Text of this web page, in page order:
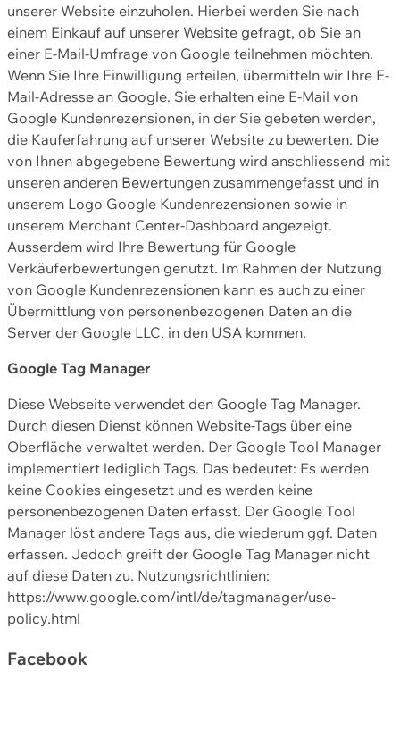
unserer Website einzuholen. Hierbei werden Sie nach
einem Einkauf auf unserer Website gefragt, ob Sie an
einer E-Mail-Umfrage von Google teilnehmen möchten.
Wenn Sie Ihre Einwilligung erteilen, übermitteln wir Ihre E-
Mail-Adresse an Google. Sie erhalten eine E-Mail von
Google Kundenrezensionen, in der Sie gebeten werden,
die Kauferfahrung auf unserer Website zu bewerten. Die
von Ihnen abgegebene Bewertung wird anschliessend mit
unseren anderen Bewertungen zusammengefasst und in
unserem Logo Google Kundenrezensionen sowie in
unserem Merchant Center-Dashboard angezeigt.
Ausserdem wird Ihre Bewertung für Google
Verkäuferbewertungen genutzt. Im Rahmen der Nutzung
von Google Kundenrezensionen kann es auch zu einer
Übermittlung von personenbezogenen Daten an die
Server der Google LLC. in den USA kommen.
Google Tag Manager
Diese Webseite verwendet den Google Tag Manager.
Durch diesen Dienst können Website-Tags über eine
Oberfläche verwaltet werden. Der Google Tool Manager
implementiert lediglich Tags. Das bedeutet: Es werden
keine Cookies eingesetzt und es werden keine
personenbezogenen Daten erfasst. Der Google Tool
Manager löst andere Tags aus, die wiederum ggf. Daten
erfassen. Jedoch greift der Google Tag Manager nicht
auf diese Daten zu. Nutzungsrichtlinien:
https://www.google.com/intl/de/tagmanager/use-
policy.html
Facebook